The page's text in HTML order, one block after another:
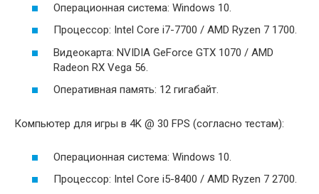
Операционная система: Windows 10.
Процессор: Intel Core i7-7700 / AMD Ryzen 7 1700.
Видеокарта: NVIDIA GeForce GTX 1070 / AMD
Radeon RX Vega 56.
Оперативная память: 12 гигабайт.
Компьютер для игры в 4K @ 30 FPS (согласно тестам):
Операционная система: Windows 10.
Процессор: Intel Core i5-8400 / AMD Ryzen 7 2700.